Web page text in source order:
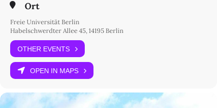
Ort
Freie Universität Berlin
Habelschwerdter Allee 45, 14195 Berlin
OTHER EVENTS
OPEN IN MAPS